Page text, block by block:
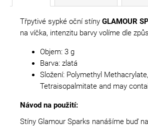
Třpytivé sypké oční stíny GLAMOUR
na víčka, intenzitu barvy volíme dle
Objem: 3 g
Barva: zlatá
Složení: Polymethyl
Tetraisopalmitate and may
Návod na použití:
Stíny Glamour Sparks nanášíme buď